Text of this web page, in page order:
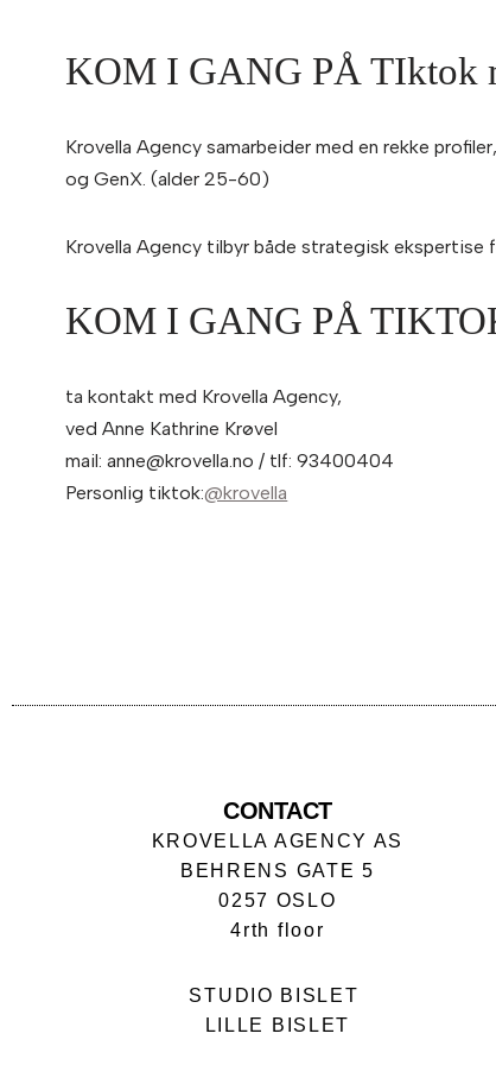
KOM I GANG PÅ TIktok
Krovella Agency samarbeider med en rekke
og GenX. (alder 25-60)
Krovella Agency tilbyr både strategisk
KOM I GANG PÅ
ta kontakt med Krovella Agency,
ved Anne Kathrine Krøvel
mail: anne@krovella.no / tlf: 93400404
Personlig tiktok:@krovella
CONTACT
KROVELLA AGENCY AS
BEHRENS GATE 5
0257 OSLO
4rth floor
STUDIO BISLET
LILLE BISLET